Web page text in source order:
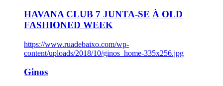
HAVANA CLUB 7 JUNTA-SE À OLD
FASHIONED WEEK
https://www.ruadebaixo.com/wp-
content/uploads/2018/10/ginos_home-335x256.jpg
Ginos